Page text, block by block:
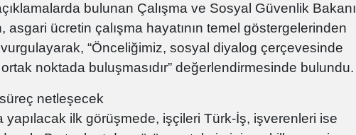
bulunan Çalışma ve Sosyal Güvenlik Bakanı
asgari ücretin çalışma hayatının temel göstergelerinden
“Önceliğimiz, sosyal diyalog çerçevesinde
noktada buluşmasıdır” değerlendirmesinde bulundu.
netleşecek
yapılacak ilk görüşmede, işçileri Türk-İş, işverenleri ise